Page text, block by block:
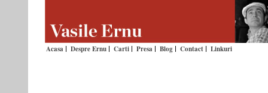
Acasa Despre Ernu Carti Presa Blog Contact Linkuri